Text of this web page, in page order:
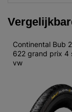
Continental Bub
622 grand prix 4
vw